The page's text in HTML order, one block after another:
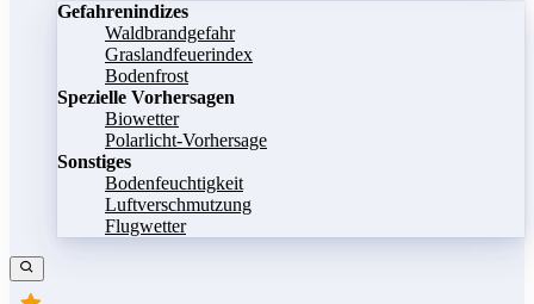
Gefahrenindizes
Waldbrandgefahr
Graslandfeuerindex
Bodenfrost
Spezielle Vorhersagen
Biowetter
Polarlicht-Vorhersage
Sonstiges
Bodenfeuchtigkeit
Luftverschmutzung
Flugwetter